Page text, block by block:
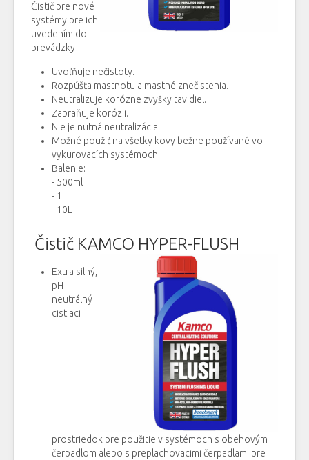
Čistič pre nové
systémy pre ich
uvedením do
prevádzky
Uvoľňuje nečistoty.
Rozpúšťa mastnotu a mastné znečistenia.
Neutralizuje korózne zvyšky tavidiel.
Zabraňuje korózii.
Nie je nutná neutralizácia.
Možné použiť na všetky kovy bežne používané vo
vykurovacích systémoch.
Balenie:
- 500ml
- 1L
- 10L
Čistič KAMCO HYPER-FLUSH
Extra silný,
pH
neutrálný
cistiaci
prostriedok pre použitie v systémoch s obehovým
čerpadlom alebo s preplachovacimi čerpadlami pre